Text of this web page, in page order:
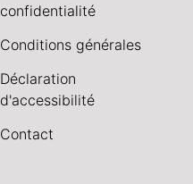
confidentialité
Conditions générales
Déclaration
d'accessibilité
Contact